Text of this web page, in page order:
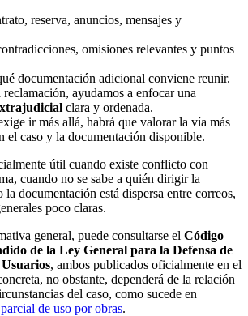
reserva, anuncios, mensajes y
omisiones relevantes y puntos
documentación adicional conviene reunir.
ayudamos a enfocar una
clara y ordenada.
ir más allá, habrá que valorar la vía más
el caso y la documentación disponible.
útil cuando existe conflicto con
cuando no se sabe a quién dirigir la
documentación está dispersa entre correos,
poco claras.
general, puede consultarse el Código
de la Ley General para la Defensa de
, ambos publicados oficialmente en el
no obstante, dependerá de la relación
del caso, como sucede en
de uso por obras.